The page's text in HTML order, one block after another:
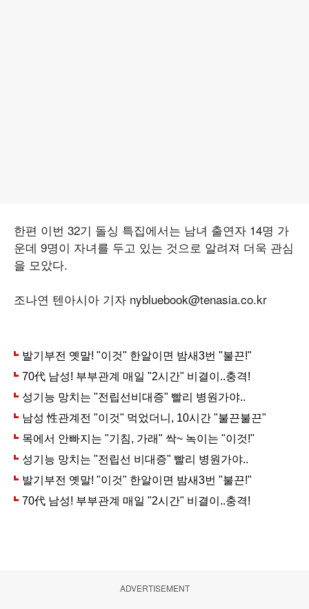
한편 이번 32기 돌싱 특집에서는 남녀 출연자 14명 가
운데 9명이 자녀를 두고 있는 것으로 알려져 더욱 관심
을 모았다.
조나연 텐아시아 기자 nybluebook@tenasia.co.kr
ADVERTISEMENT